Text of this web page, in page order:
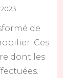
de
Ces
dont les